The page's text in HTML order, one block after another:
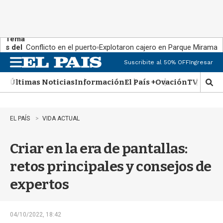
Tema
s del
día:
Conflicto en el puerto Explotaron cajero en Parque Miramar
n
u
Suscribite al 50% OFFIngresar
Últimas NoticiasInformaciónEl País +OvaciónTV Show
M
o
�
EL PAÍS VIDA ACTUAL
Criar en la era de pantallas:
retos principales y consejos de
expertos
04/10/2022, 18:42